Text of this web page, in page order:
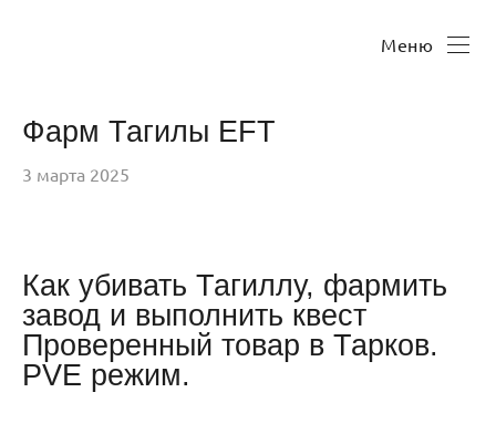
Меню
Фарм Тагилы EFT
3 марта 2025
Как убивать Тагиллу, фармить
завод и выполнить квест
Проверенный товар в Тарков.
PVE режим.